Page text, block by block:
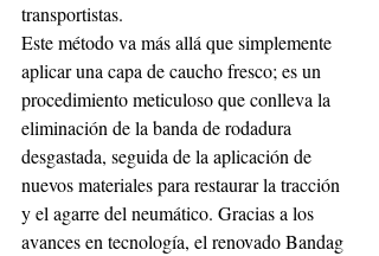
transportistas.
Este método va más allá que simplemente
aplicar una capa de caucho fresco; es un
procedimiento meticuloso que conlleva la
eliminación de la banda de rodadura
desgastada, seguida de la aplicación de
nuevos materiales para restaurar la tracción
y el agarre del neumático. Gracias a los
avances en tecnología, el renovado Bandag